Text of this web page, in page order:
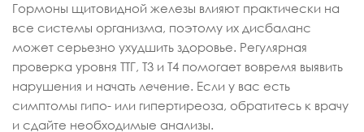
Гормоны щитовидной железы влияют практически на
все системы организма, поэтому их дисбаланс
может серьезно ухудшить здоровье. Регулярная
проверка уровня ТТГ, Т3 и Т4 помогает вовремя выявить
нарушения и начать лечение. Если у вас есть
симптомы гипо- или гипертиреоза, обратитесь к врачу
и сдайте необходимые анализы.